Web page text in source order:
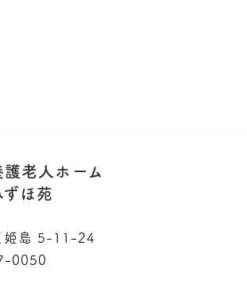
護老人ホーム
ほ苑
姫島 5-11-24
0050